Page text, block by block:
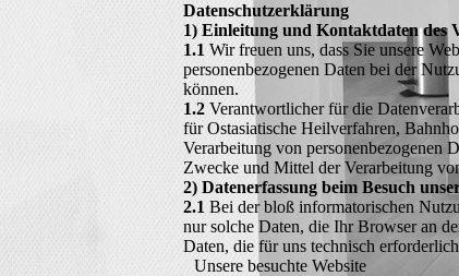
Datenschutzerklärung
1) Einleitung und Kontaktdaten des
1.1 Wir freuen uns, dass Sie unsere
personenbezogenen Daten bei der
können.
1.2 Verantwortlicher für die
für Ostasiatische Heilverfahren,
Verarbeitung von personenbezogenen
Zwecke und Mittel der Verarbeitung
2) Datenerfassung beim Besuch
2.1 Bei der bloß informatorischen
nur solche Daten, die Ihr Browser an
Daten, die für uns technisch
Unsere besuchte Website